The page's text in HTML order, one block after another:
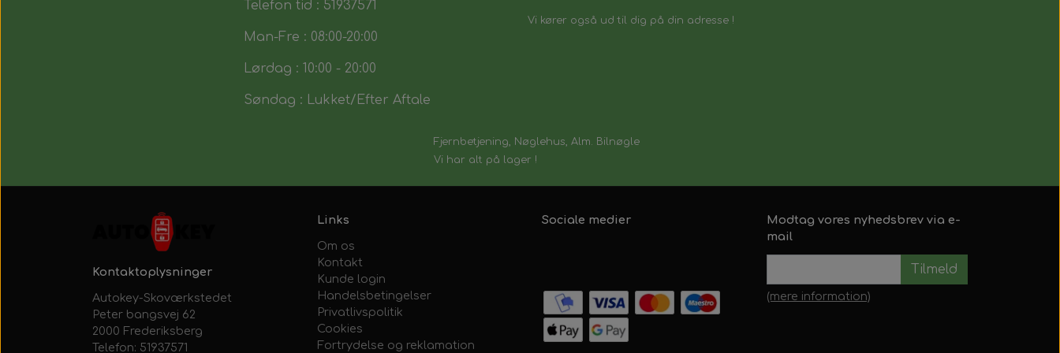
Telefon tid : 51937571
Man-Fre : 08:00-20:00
Lørdag : 10:00 - 20:00
Søndag : Lukket/Efter Aftale
Vi kører også ud til dig på din adresse !
Fjernbetjening, Nøglehus, Alm. Bilnøgle
Vi har alt på lager !
Kontaktoplysninger
Autokey-Skoværkstedet
Peter bangsvej 62
2000 Frederiksberg
Telefon: 51937571
Links
Om os
Kontakt
Kunde login
Handelsbetingelser
Privatlivspolitik
Cookies
Fortrydelse og reklamation
Sociale medier
Modtag vores nyhedsbrev via e-
mail
Tilmeld
(mere information)